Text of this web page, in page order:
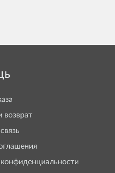
возврат